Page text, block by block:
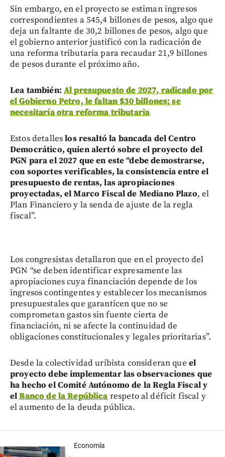
Sin embargo, en el proyecto se estiman ingresos
correspondientes a 545,4 billones de pesos, algo que
deja un faltante de 30,2 billones de pesos, algo que
el gobierno anterior justificó con la radicación de
una reforma tributaria para recaudar 21,9 billones
de pesos durante el próximo año.
Lea también: Al presupuesto de 2027, radicado por
el Gobierno Petro, le faltan $30 billones; se
necesitaría otra reforma tributaria
Estos detalleslos resaltó la bancada del Centro
Democrático, quien alertó sobre el proyecto del
PGN para el 2027 que en este “debe demostrarse,
con soportes verificables, la consistencia entre el
presupuesto de rentas, las apropiaciones
proyectadas, el Marco Fiscal de Mediano Plazo, el
Plan Financiero y la senda de ajuste de la regla
fiscal”.
Los congresistas detallaron que en el proyecto del
PGN “se deben identificar expresamente las
apropiaciones cuya financiación depende de los
ingresos contingentes y establecer los mecanismos
presupuestales que garanticen que no se
comprometan gastos sin fuente cierta de
financiación, ni se afecte la continuidad de
obligaciones constitucionales y legales prioritarias”.
Desde la colectividad uribista consideran que el
proyecto debe implementar las observaciones que
ha hecho el Comité Autónomo de la Regla Fiscal y
elBanco de la República respeto al déficit fiscal y
el aumento de la deuda pública.
Economía